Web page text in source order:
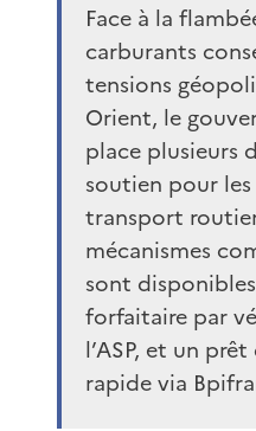
Face à la
carburants
tensions
Orient, le
place plusieurs
soutien pour
transport
mécanismes
sont
forfaitaire par
l’ASP, et un
rapide via